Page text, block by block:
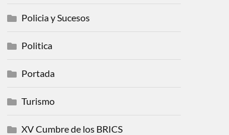
Policia y Sucesos
Politica
Portada
Turismo
XV Cumbre de los BRICS